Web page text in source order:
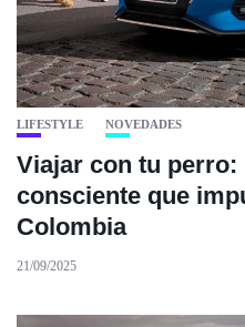
LIFESTYLE NOVEDADES
Viajar con tu perro:
consciente que
Colombia
21/09/2025